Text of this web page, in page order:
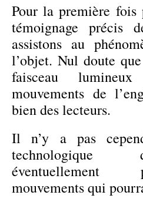
Pour la première fois
témoignage précis
assistons au
l’objet. Nul doute
faisceau
mouvements de
bien des lecteurs.
Il n’y a pas
technologique
éventuellement
mouvements qui